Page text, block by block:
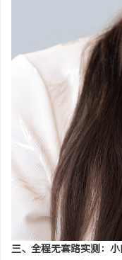
三、全程无套路实测：